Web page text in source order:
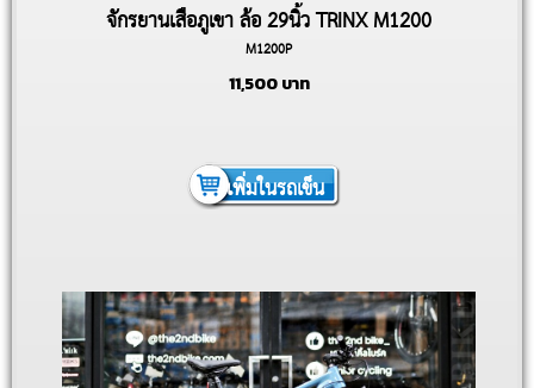
จักรยานเสือภูเขา ล้อ 29นิ้ว TRINX M1200
M1200P
11,500 บาท
เพิ่มในรถเข็น